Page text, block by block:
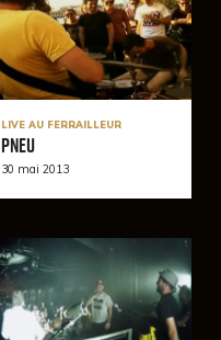
LIVE AU FERRAILLEUR
Pneu
30 mai 2013